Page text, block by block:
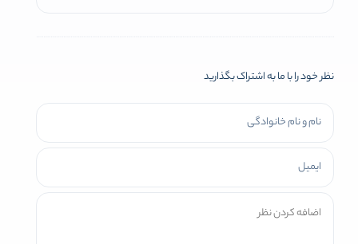
نظر خود را با ما به اشتراک بگذارید